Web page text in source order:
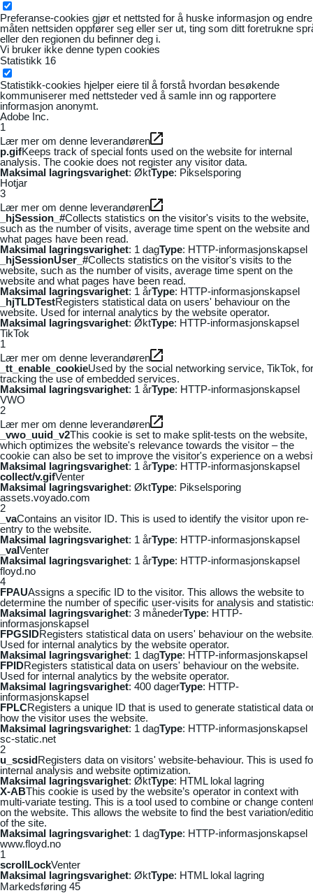
Preferanse-cookies gjør et nettsted for å huske informasjon og
måten nettsiden oppfører seg eller ser ut, ting som ditt foretrukne
eller den regionen du befinner deg i.
Vi bruker ikke denne typen cookies
Statistikk 16
Statistikk-cookies hjelper eiere til å forstå hvordan besøkende
kommuniserer med nettsteder ved å samle inn og rapportere
informasjon anonymt.
Adobe Inc.
1
Lær mer om denne leverandøren
p.gifKeeps track of special fonts used on the website for internal
analysis. The cookie does not register any visitor data.
Maksimal lagringsvarighet: ØktType: Pikselsporing
Hotjar
3
Lær mer om denne leverandøren
_hjSession_#Collects statistics on the visitor's visits to the website,
such as the number of visits, average time spent on the website and
what pages have been read.
Maksimal lagringsvarighet: 1 dagType: HTTP-informasjonskapsel
_hjSessionUser_#Collects statistics on the visitor's visits to the
website, such as the number of visits, average time spent on the
website and what pages have been read.
Maksimal lagringsvarighet: 1 årType: HTTP-informasjonskapsel
_hjTLDTestRegisters statistical data on users' behaviour on the
website. Used for internal analytics by the website operator.
Maksimal lagringsvarighet: ØktType: HTTP-informasjonskapsel
TikTok
1
Lær mer om denne leverandøren
_tt_enable_cookieUsed by the social networking service, TikTok, for
tracking the use of embedded services.
Maksimal lagringsvarighet: 1 årType: HTTP-informasjonskapsel
VWO
2
Lær mer om denne leverandøren
_vwo_uuid_v2This cookie is set to make split-tests on the website,
which optimizes the website's relevance towards the visitor – the
cookie can also be set to improve the visitor's experience on a
Maksimal lagringsvarighet: 1 årType: HTTP-informasjonskapsel
collect/v.gifVenter
Maksimal lagringsvarighet: ØktType: Pikselsporing
assets.voyado.com
2
_vaContains an visitor ID. This is used to identify the visitor upon re-
entry to the website.
Maksimal lagringsvarighet: 1 årType: HTTP-informasjonskapsel
_vaIVenter
Maksimal lagringsvarighet: 1 årType: HTTP-informasjonskapsel
floyd.no
4
FPAUAssigns a specific ID to the visitor. This allows the website to
determine the number of specific user-visits for analysis and
Maksimal lagringsvarighet: 3 månederType: HTTP-
informasjonskapsel
FPGSIDRegisters statistical data on users' behaviour on the
Used for internal analytics by the website operator.
Maksimal lagringsvarighet: 1 dagType: HTTP-informasjonskapsel
FPIDRegisters statistical data on users' behaviour on the website.
Used for internal analytics by the website operator.
Maksimal lagringsvarighet: 400 dagerType: HTTP-
informasjonskapsel
FPLCRegisters a unique ID that is used to generate statistical data
how the visitor uses the website.
Maksimal lagringsvarighet: 1 dagType: HTTP-informasjonskapsel
sc-static.net
2
u_scsidRegisters data on visitors' website-behaviour. This is used
internal analysis and website optimization.
Maksimal lagringsvarighet: ØktType: HTML lokal lagring
X-ABThis cookie is used by the website’s operator in context with
multi-variate testing. This is a tool used to combine or change
on the website. This allows the website to find the best variation/
of the site.
Maksimal lagringsvarighet: 1 dagType: HTTP-informasjonskapsel
www.floyd.no
1
scrollLockVenter
Maksimal lagringsvarighet: ØktType: HTML lokal lagring
Markedsføring 45